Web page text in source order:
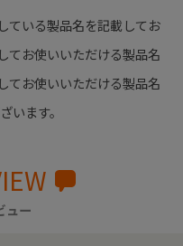
ている製品名を記載してお
てお使いいただける製品名
てお使いいただける製品名
います。
ュー